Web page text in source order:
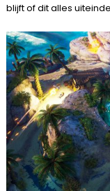
blijft of dit alles